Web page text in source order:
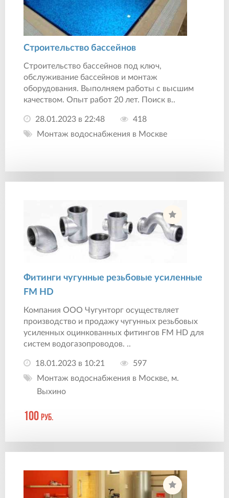
Строительство бассейнов
Строительство бассейнов под ключ,
обслуживание бассейнов и монтаж
оборудования. Выполняем работы с высшим
качеством. Опыт работ 20 лет. Поиск в..
28.01.2023 в 22:48
418
Монтаж водоснабжения в Москве
Фитинги чугунные резьбовые усиленные
FM HD
Компания ООО Чугунторг осуществляет
производство и продажу чугунных резьбовых
усиленных оцинкованных фитингов FM HD для
систем водогазопроводов. ..
18.01.2023 в 10:21
597
Монтаж водоснабжения в Москве, м.
Выхино
100 руб.